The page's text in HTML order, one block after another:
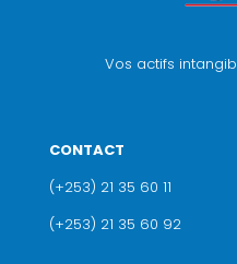
Vos actifs
CONTACT
(+253) 21 35 60 11
(+253) 21 35 60 92